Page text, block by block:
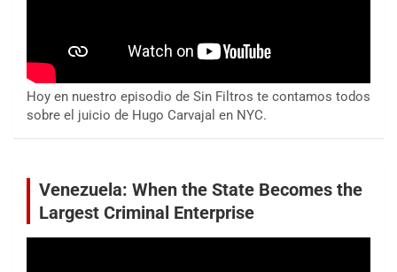
Hoy en nuestro episodio de Sin Filtros te contamos todos
sobre el juicio de Hugo Carvajal en NYC.
Venezuela: When the State Becomes the
Largest Criminal Enterprise